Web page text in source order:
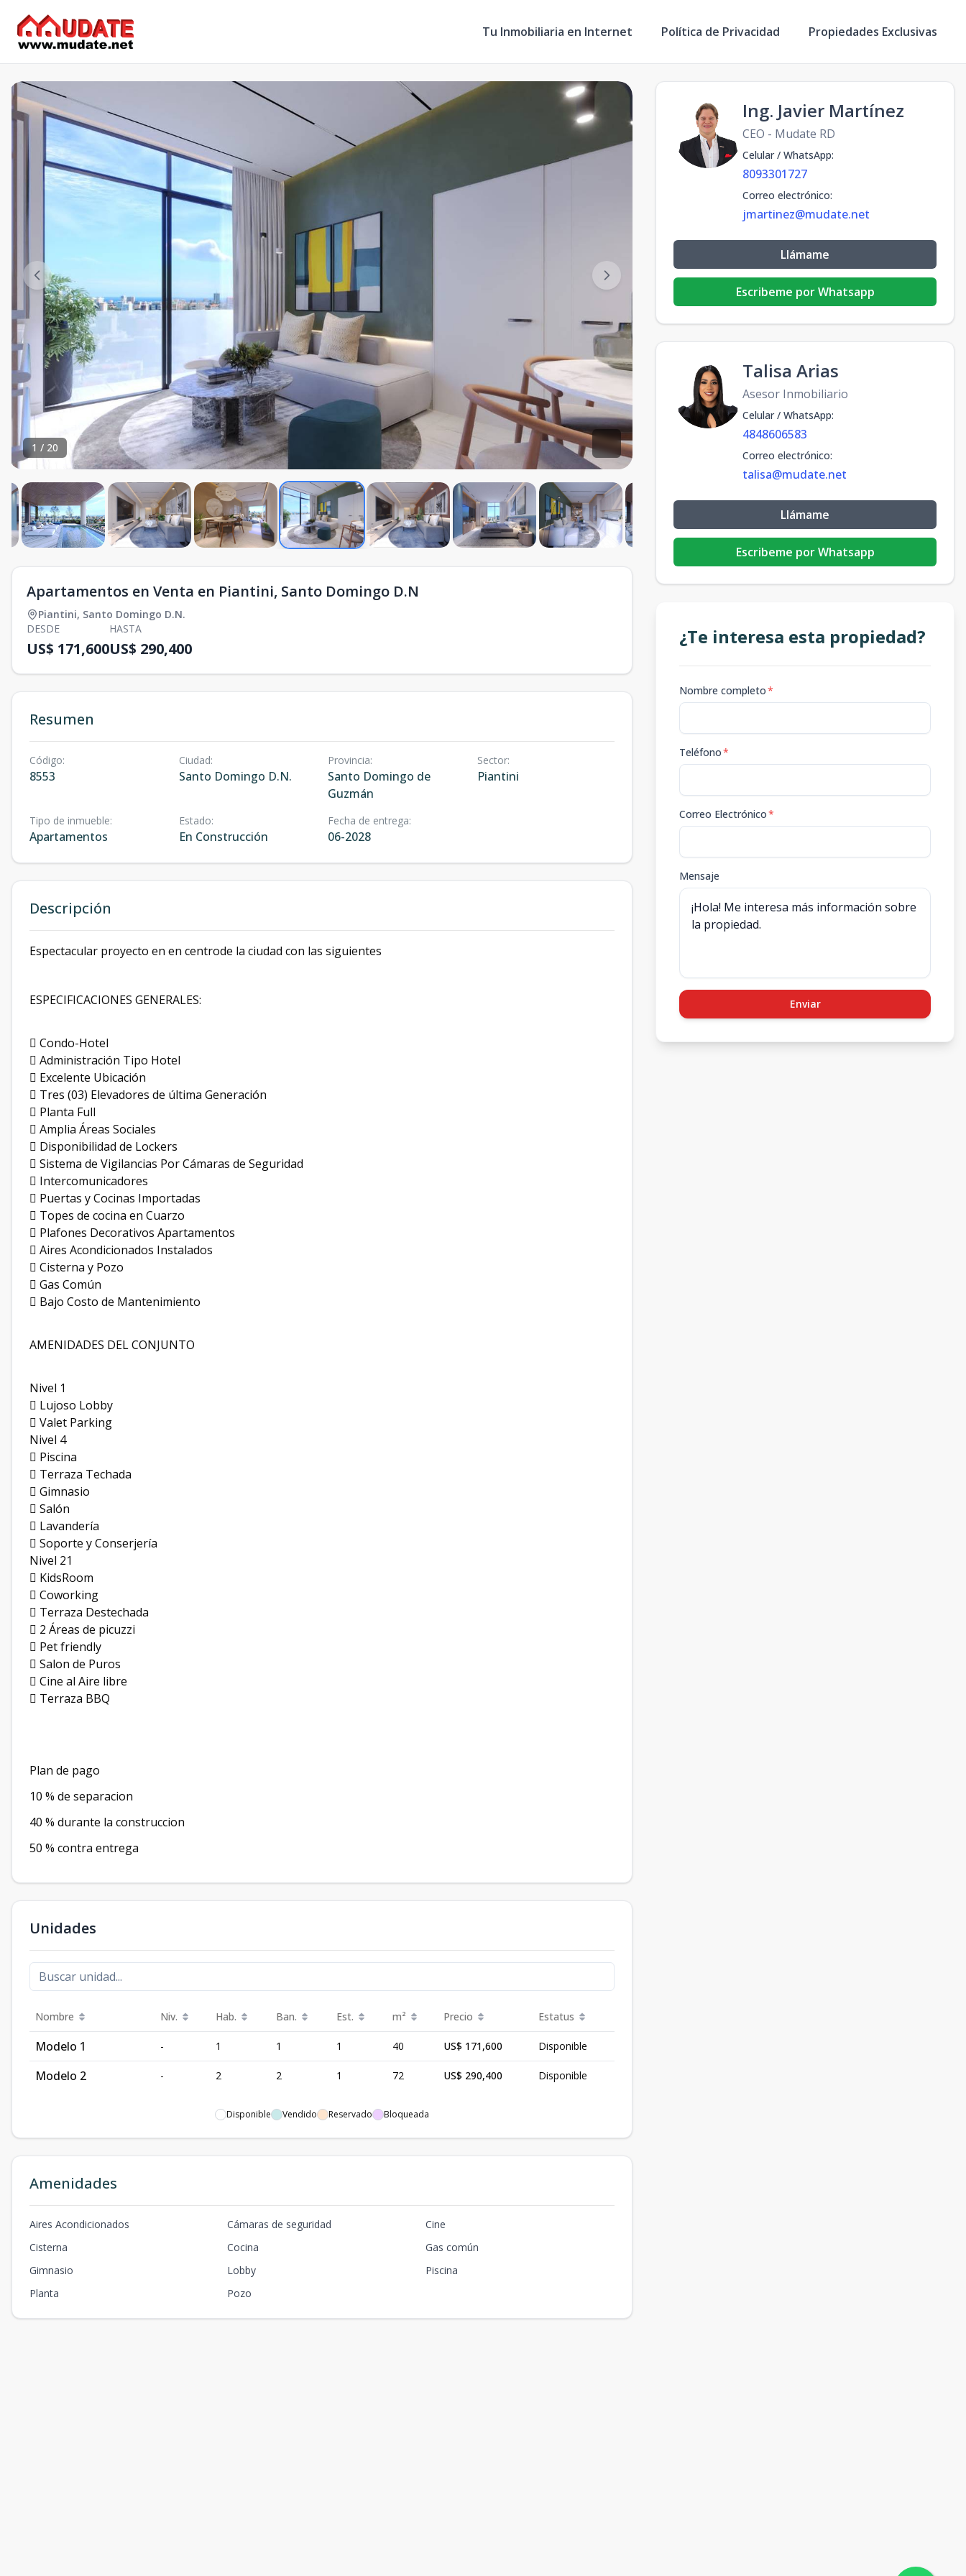
Tu Inmobiliaria en Internet Política de Privacidad Propiedades Exclusivas
1 / 20
Apartamentos en Venta en Piantini, Santo Domingo D.N
Piantini, Santo Domingo D.N.
DESDE
US$ 171,600
HASTA
US$ 290,400
Resumen
Código:
8553
Ciudad:
Santo Domingo D.N.
Provincia:
Santo Domingo de
Guzmán
Sector:
Piantini
Tipo de inmueble:
Apartamentos
Estado:
En Construcción
Fecha de entrega:
06-2028
Descripción
Espectacular proyecto en en centrode la ciudad con las siguientes
ESPECIFICACIONES GENERALES:
 Condo-Hotel
 Administración Tipo Hotel
 Excelente Ubicación
 Tres (03) Elevadores de última Generación
 Planta Full
 Amplia Áreas Sociales
 Disponibilidad de Lockers
 Sistema de Vigilancias Por Cámaras de Seguridad
 Intercomunicadores
 Puertas y Cocinas Importadas
 Topes de cocina en Cuarzo
 Plafones Decorativos Apartamentos
 Aires Acondicionados Instalados
 Cisterna y Pozo
 Gas Común
 Bajo Costo de Mantenimiento
AMENIDADES DEL CONJUNTO
Nivel 1
 Lujoso Lobby
 Valet Parking
Nivel 4
 Piscina
 Terraza Techada
 Gimnasio
 Salón
 Lavandería
 Soporte y Conserjería
Nivel 21
 KidsRoom
 Coworking
 Terraza Destechada
 2 Áreas de picuzzi
 Pet friendly
 Salon de Puros
 Cine al Aire libre
 Terraza BBQ
Plan de pago
10 % de separacion
40 % durante la construccion
50 % contra entrega
Unidades
Nombre Niv. Hab. Ban. Est. m² Precio Estatus
Modelo 1 - 1 1 1 40 US$ 171,600 Disponible
Modelo 2 - 2 2 1 72 US$ 290,400 Disponible
Disponible Vendido Reservado Bloqueada
Amenidades
Aires Acondicionados Cámaras de seguridad
Cine
Cisterna
Cocina
Gas común
Gimnasio
Lobby
Piscina
Planta
Pozo
Ing. Javier Martínez
CEO - Mudate RD
Celular / WhatsApp:
8093301727
Correo electrónico:
jmartinez@mudate.net
Llámame
Escribeme por Whatsapp
Talisa Arias
Asesor Inmobiliario
Celular / WhatsApp:
4848606583
Correo electrónico:
talisa@mudate.net
Llámame
Escribeme por Whatsapp
¿Te interesa esta propiedad?
Nombre completo*
Teléfono*
Correo Electrónico*
Mensaje
Enviar